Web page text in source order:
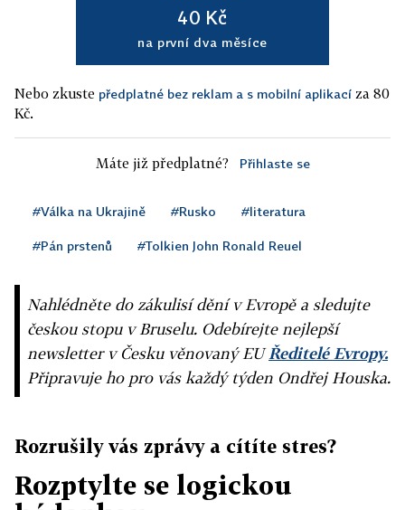
40 Kč
na první dva měsíce
Nebo zkuste předplatné bez reklam a s mobilní aplikací za 80
Kč.
Máte již předplatné? Přihlaste se
#Válka na Ukrajině #Rusko #literatura
#Pán prstenů #Tolkien John Ronald Reuel
Nahlédněte do zákulisí dění v Evropě a sledujte
českou stopu v Bruselu. Odebírejte nejlepší
newsletter v Česku věnovaný EUŘeditelé Evropy.
Připravuje ho pro vás každý týden Ondřej Houska.
Rozrušily vás zprávy a cítíte stres?
Rozptylte se logickou